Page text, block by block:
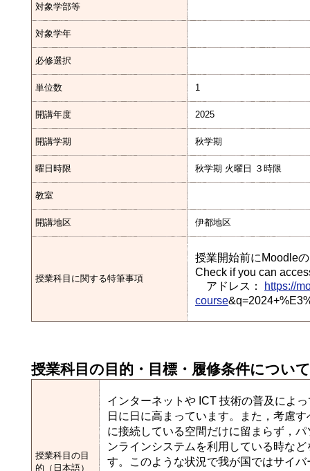
対象学部等
対象学年
必修選択
単位数 1
開講年度 2025
開講学期 秋学期
曜日時限 秋学期 火曜日 ３時限
教室
開講地区 伊都地区
授業科目に関する特筆事項
授業開始前にMoodle
Check if you can
アドレス： https://
course
授業科目の目的・目標・履修条件について
授業科目の目
的（日本語）
インターネットや ICT 技術の普及によ
日に日に高まっています。また，考慮
に接続している空間だけに留まらず，
ンラインシステムを利用している時な
す。このような状況で我が国ではサイ